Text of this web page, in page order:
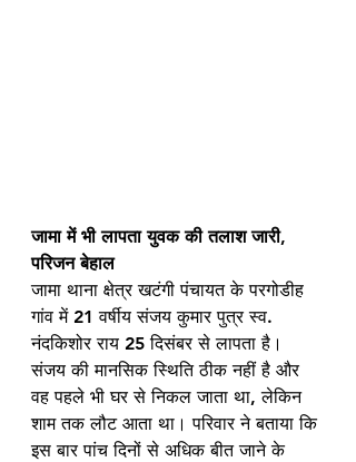
जामा में भी लापता युवक की तलाश जारी,
परिजन बेहाल
जामा थाना क्षेत्र खटंगी पंचायत के परगोडीह
गांव में 21 वर्षीय संजय कुमार पुत्र स्व.
नंदकिशोर राय 25 दिसंबर से लापता है।
संजय की मानसिक स्थिति ठीक नहीं है और
वह पहले भी घर से निकल जाता था, लेकिन
शाम तक लौट आता था। परिवार ने बताया कि
इस बार पांच दिनों से अधिक बीत जाने के